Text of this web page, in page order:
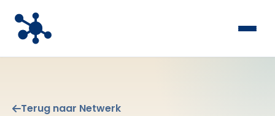
Terug naar Netwerk